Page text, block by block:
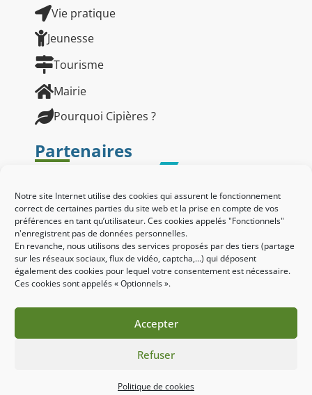
Notre site Internet utilise des cookies qui assurent le fonctionnement
correct de certaines parties du site web et la prise en compte de vos
préférences en tant qu’utilisateur. Ces cookies appelés "Fonctionnels"
n'enregistrent pas de données personnelles.
En revanche, nous utilisons des services proposés par des tiers (partage
sur les réseaux sociaux, flux de vidéo, captcha,...) qui déposent
également des cookies pour lequel votre consentement est nécessaire.
Ces cookies sont appelés « Optionnels ».
Accepter
Refuser
Politique de cookies
Vie pratique
Jeunesse
Tourisme
Mairie
Pourquoi Cipières ?
Partenaires
Accessibilité : non conforme